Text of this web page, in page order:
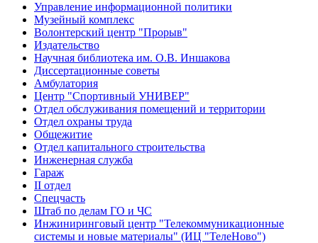
Управление информационной политики
Музейный комплекс
Волонтерский центр "Прорыв"
Издательство
Научная библиотека им. О.В. Иншакова
Диссертационные советы
Амбулатория
Центр "Спортивный УНИВЕР"
Отдел обслуживания помещений и территории
Отдел охраны труда
Общежитие
Отдел капитального строительства
Инженерная служба
Гараж
II отдел
Спецчасть
Штаб по делам ГО и ЧС
Инжиниринговый центр "Телекоммуникационные
системы и новые материалы" (ИЦ "ТелеНово")